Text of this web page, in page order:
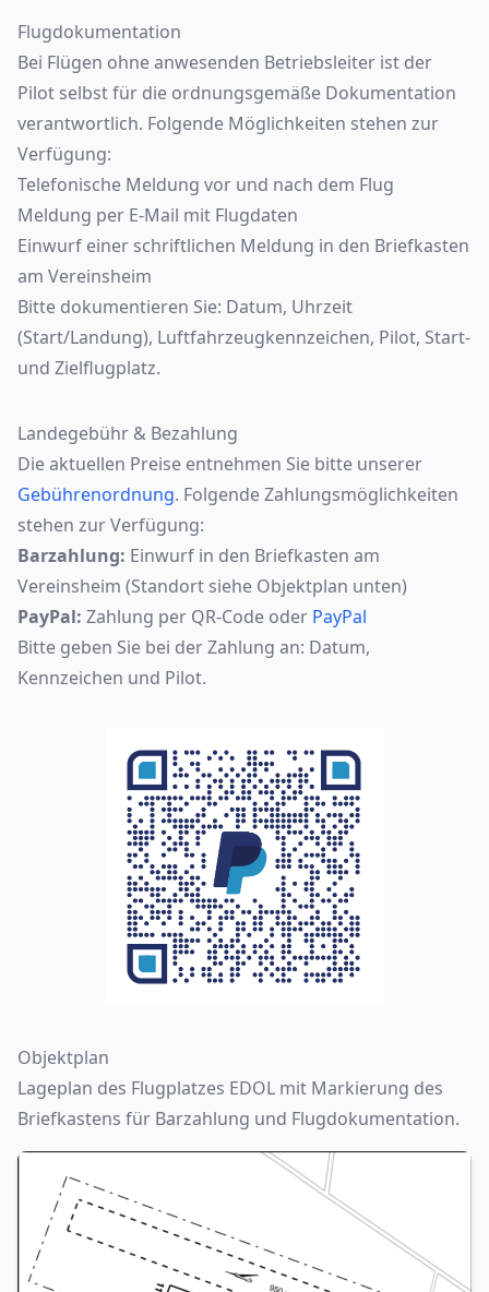
Flugdokumentation
Bei Flügen ohne anwesenden Betriebsleiter ist der
Pilot selbst für die ordnungsgemäße Dokumentation
verantwortlich. Folgende Möglichkeiten stehen zur
Verfügung:
Telefonische Meldung vor und nach dem Flug
Meldung per E-Mail mit Flugdaten
Einwurf einer schriftlichen Meldung in den Briefkasten
am Vereinsheim
Bitte dokumentieren Sie: Datum, Uhrzeit
(Start/Landung), Luftfahrzeugkennzeichen, Pilot, Start-
und Zielflugplatz.
Landegebühr & Bezahlung
Die aktuellen Preise entnehmen Sie bitte unserer
Gebührenordnung. Folgende Zahlungsmöglichkeiten
stehen zur Verfügung:
Barzahlung: Einwurf in den Briefkasten am
Vereinsheim (Standort siehe Objektplan unten)
PayPal: Zahlung per QR-Code oder PayPal
Bitte geben Sie bei der Zahlung an: Datum,
Kennzeichen und Pilot.
Objektplan
Lageplan des Flugplatzes EDOL mit Markierung des
Briefkastens für Barzahlung und Flugdokumentation.